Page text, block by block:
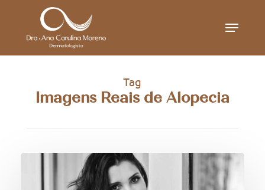
Menu
Tag
Imagens Reais de Alopecia